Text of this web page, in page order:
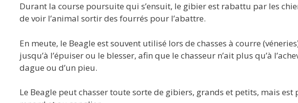
Durant la course poursuite qui s’ensuit, le gibier est rabattu par les
de voir l’animal sortir des fourrés pour l’abattre.
En meute, le Beagle est souvent utilisé lors de chasses à courre
jusqu’à l’épuiser ou le blesser, afin que le chasseur n’ait plus qu’à
dague ou d’un pieu.
Le Beagle peut chasser toute sorte de gibiers, grands et petits, mais